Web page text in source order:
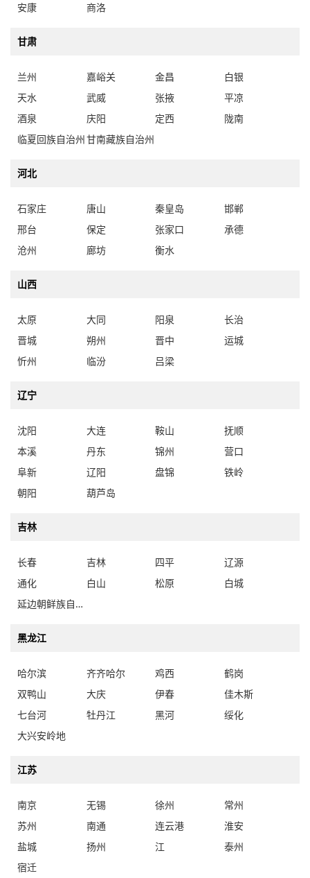
安康
商洛
甘肃
兰州 嘉峪关 金昌
白银
天水
武威 张掖
平凉
酒泉
庆阳 定西
陇南
临夏回族自治州甘南藏族自治州
河北
石家庄 唐山 秦皇岛
邯郸
邢台
保定 张家口
承德
沧州
廊坊 衡水
山西
太原 大同 阳泉
长治
晋城
朔州 晋中
运城
忻州
临汾 吕梁
辽宁
沈阳 大连 鞍山
抚顺
本溪
丹东 锦州
营口
阜新
辽阳 盘锦
铁岭
朝阳
葫芦岛
吉林
长春 吉林 四平
辽源
通化
白山 松原
白城
延边朝鲜族自治州
黑龙江
哈尔滨 齐齐哈尔 鸡西
鹤岗
双鸭山
大庆 伊春
佳木斯
七台河
牡丹江 黑河
绥化
大兴安岭地
江苏
南京 无锡 徐州
常州
苏州
南通 连云港
淮安
盐城
扬州 江
泰州
宿迁